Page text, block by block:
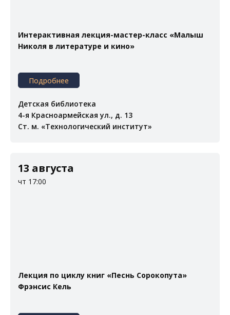
Интерактивная лекция-мастер-класс «Малыш
Николя в литературе и кино»
Подробнее
Детская библиотека
4-я Красноармейская ул., д. 13
Ст. м. «Технологический институт»
13 августа
чт 17:00
Лекция по циклу книг «Песнь Сорокопута»
Фрэнсис Кель